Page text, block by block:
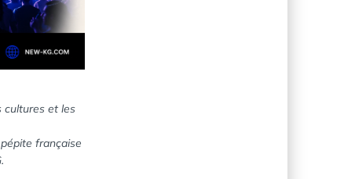
cultures et les
française